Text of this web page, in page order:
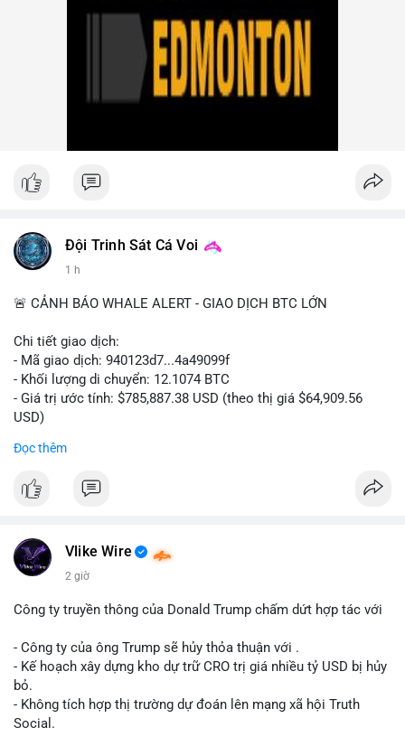
Đội Trinh Sát Cá Voi
1 h
🚨 CẢNH BÁO WHALE ALERT - GIAO DỊCH BTC LỚN
Chi tiết giao dịch:
- Mã giao dịch: 940123d7...4a49099f
- Khối lượng di chuyển: 12.1074 BTC
- Giá trị ước tính: $785,887.38 USD (theo thị giá $64,909.56
USD)
Khối lượng 12.1 BTC tương đương gần 786 nghìn USD được di
Động thái này có thể là bước chuẩn bị thanh khoản để bán ra,
hoặc tái phân bổ tài sản giữa các ví nóng nhằm tối ưu phí giao
thấy cá voi đang thăm dò thanh khoản thị trường trước khi có
Lời khuyên cho nhà đầu tư nhỏ lẻ: Theo dõi xác nhận giao dịch
và dòng tiền tiếp theo từ ví nguồn. Khối lượng này chưa đủ tạo
áp lực bán mạnh, nhưng nếu xuất hiện thêm 2-3 giao dịch
tương tự trong 24 giờ tới, khả năng cao là sóng điều chỉnh
Đọc thêm
Vlike Wire
2 giờ
Công ty truyền thông của Donald Trump chấm dứt hợp tác với
- Công ty của ông Trump sẽ hủy thỏa thuận với .
- Kế hoạch xây dựng kho dự trữ CRO trị giá nhiều tỷ USD bị hủy
bỏ.
- Không tích hợp thị trường dự đoán lên mạng xã hội Truth
Social.